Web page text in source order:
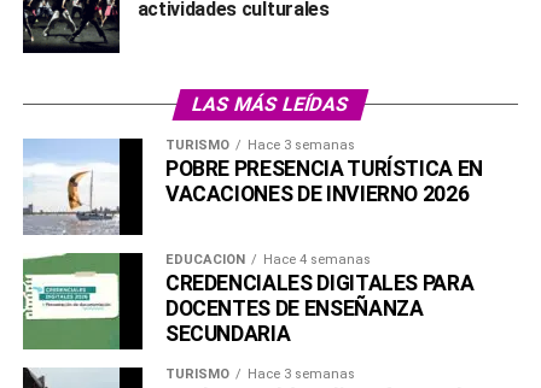
actividades culturales
LAS MÁS LEÍDAS
TURISMO Hace 3 semanas
POBRE PRESENCIA TURÍSTICA EN
VACACIONES DE INVIERNO 2026
EDUCACIÓN Hace 4 semanas
CREDENCIALES DIGITALES PARA
DOCENTES DE ENSEÑANZA
SECUNDARIA
TURISMO Hace 3 semanas